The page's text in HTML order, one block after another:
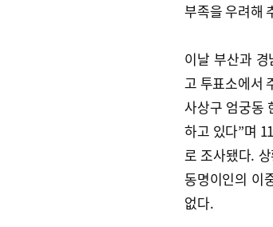
부족을 우려해
이날 부산과
고 투표소에서
사상구 엄궁동
하고 있다”며
로 조사됐다.
동명이인의 이
없다.